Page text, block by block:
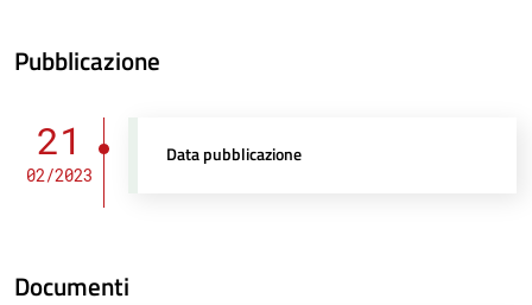
Pubblicazione
21
02/2023
Data pubblicazione
Documenti